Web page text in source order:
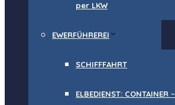
per LKW
EWERFÜHREREI
SCHIFFFAHRT
ELBEDIENST: CONTAINER –